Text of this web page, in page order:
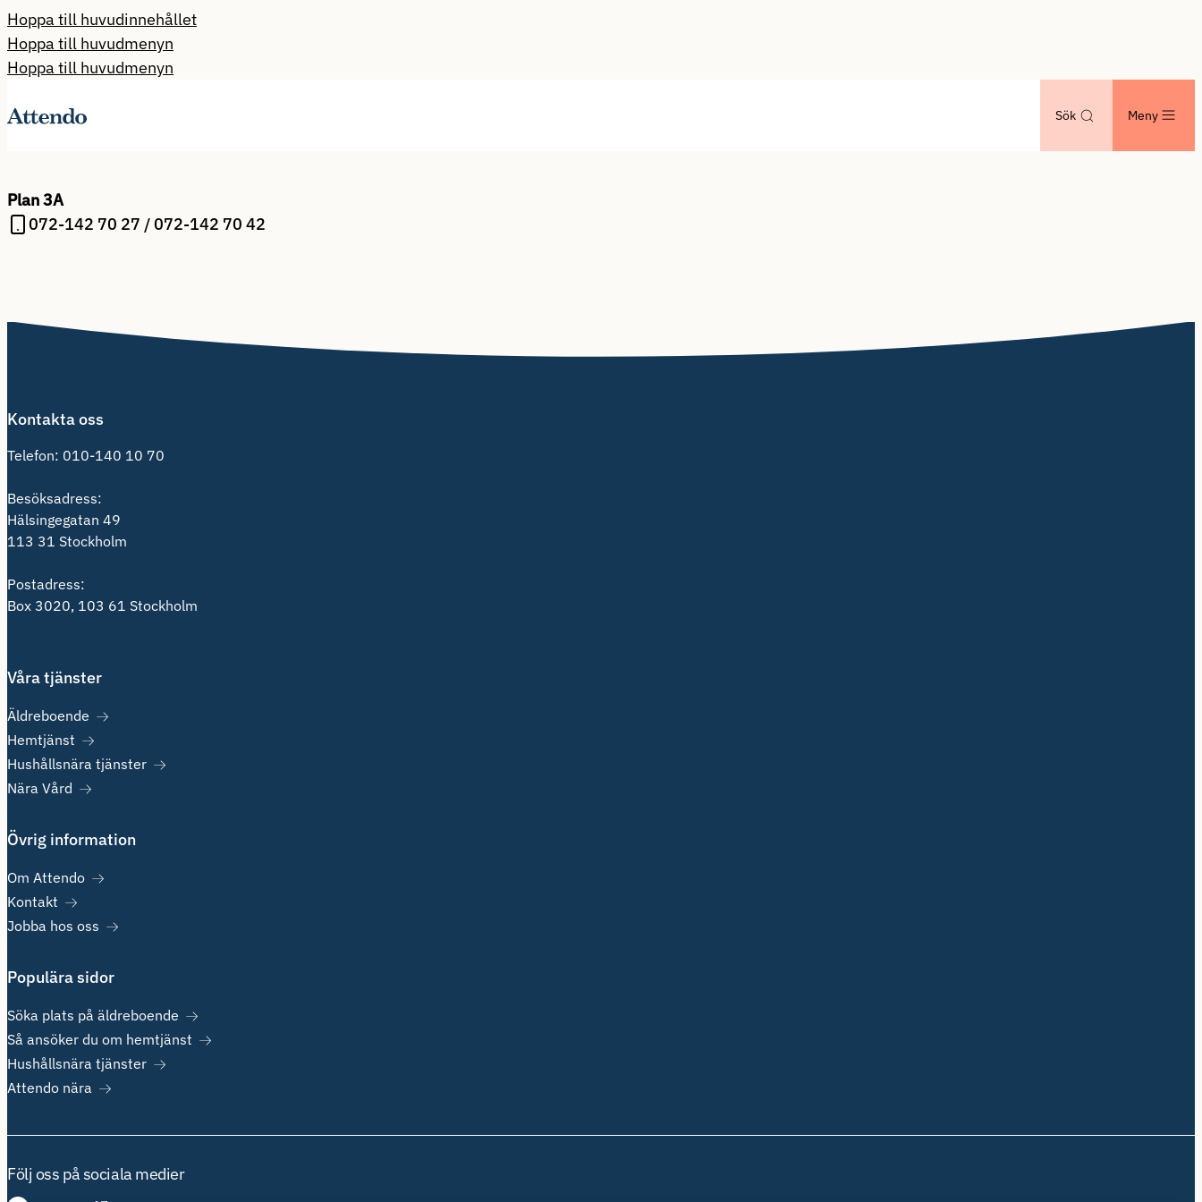
Hoppa till huvudinnehållet
Hoppa till huvudmenyn
Hoppa till huvudmenyn
Sök Meny
Plan 3A
072-142 70 27 / 072-142 70 42
Kontakta oss
Telefon: 010-140 10 70
Besöksadress:
Hälsingegatan 49
113 31 Stockholm
Postadress:
Box 3020, 103 61 Stockholm
Våra tjänster
Äldreboende
Hemtjänst
Hushållsnära tjänster
Nära Vård
Övrig information
Om Attendo
Kontakt
Jobba hos oss
Populära sidor
Söka plats på äldreboende
Så ansöker du om hemtjänst
Hushållsnära tjänster
Attendo nära
Följ oss på sociala medier